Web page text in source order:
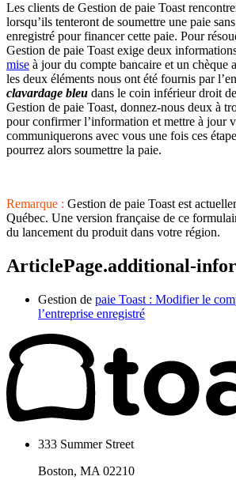
Les clients de Gestion de paie Toast
lorsqu’ils tenteront de soumettre une paie
enregistré pour financer cette paie. Pour
Gestion de paie Toast exige deux
mise à jour du compte bancaire et un chèque
les deux éléments nous ont été fournis par
clavardage bleu dans le coin inférieur droit
Gestion de paie Toast, donnez-nous deux à
pour confirmer l’information et mettre à jour
communiquerons avec vous une fois ces
pourrez alors soumettre la paie.
Remarque : Gestion de paie Toast est
Québec. Une version française de ce
du lancement du produit dans votre région.
ArticlePage.additional-
Gestion de paie Toast : Modifier le
l’entreprise enregistré
333 Summer Street
Boston, MA 02210